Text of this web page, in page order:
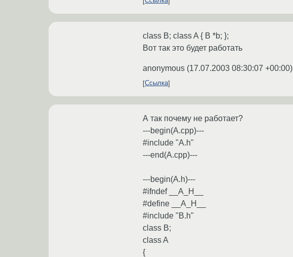
class B; class A { B *b; };
Вот так это будет работать
anonymous (17.07.2003 08:30:07 +00:00)
Ссылка
А так почему не работает?
---begin(A.cpp)---
#include "A.h"
---end(A.cpp)---
---begin(A.h)---
#ifndef __A_H__
#define __A_H__
#include "B.h"
class B;
class A
{